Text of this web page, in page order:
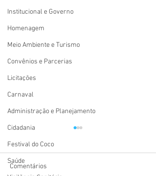
Institucional e Governo
Homenagem
Meio Ambiente e Turismo
Convênios e Parcerias
Licitações
Carnaval
Administração e Planejamento
Cidadania
Festival do Coco
Saúde
Comentários